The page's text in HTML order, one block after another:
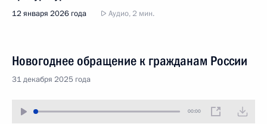
12 января 2026 года Аудио, 2 мин.
Новогоднее обращение к гражданам России
31 декабря 2025 года
00:00